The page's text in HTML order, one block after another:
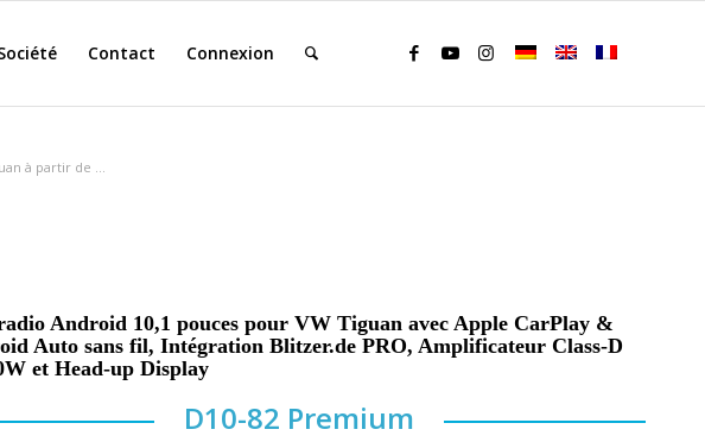
Contact Connexion
à partir de ...
Android 10,1 pouces pour VW Tiguan avec Apple CarPlay &
Auto sans fil, Intégration Blitzer.de PRO, Amplificateur Class-D
et Head-up Display
D10-82 Premium